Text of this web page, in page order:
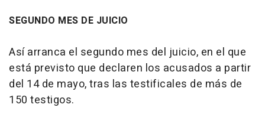
SEGUNDO MES DE JUICIO
Así arranca el segundo mes del juicio, en el que
está previsto que declaren los acusados a partir
del 14 de mayo, tras las testificales de más de
150 testigos.